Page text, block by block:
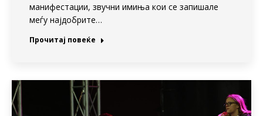
манифестации, звучни имиња кои се запишале
меѓу најдобрите…
Прочитај повеќе